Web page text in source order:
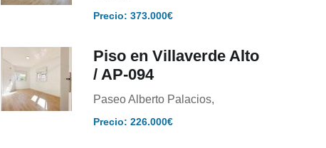
Precio: 373.000€
Piso en Villaverde Alto
/ AP-094
Paseo Alberto Palacios,
Precio: 226.000€